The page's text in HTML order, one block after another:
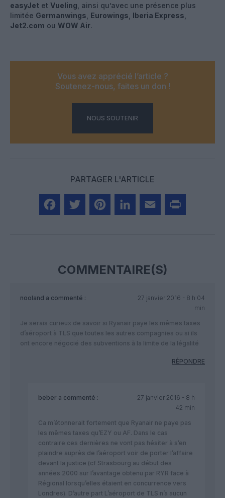
easyJet et Vueling , ainsi qu’avec une présence plus
limitée Germanwings Eurowings Iberia Express
Jet2.com ou WOW Air.
Vous avez apprécié l’article ?
Soutenez-nous, faites un don !
NOUS SOUTENIR
PARTAGER L'ARTICLE
COMMENTAIRE(S)
nooland a commenté :
27 janvier 2016 - 8 h 04
min
Je serais curieux de savoir si Ryanair paye les mêmes taxes
d’aéroport à TLS que toutes les autres compagnies ou si ils
ont encore négocié des subventions à la limite de la légalité
RÉPONDRE
beber a commenté :
27 janvier 2016 - 8 h
42 min
Ca m’étonnerait fortement que Ryanair ne paye pas
les mêmes taxes qu’EZY ou AF. Dans le cas
contraire ces dernières ne vont pas hésiter à s’en
plaindre auprès de l’aéroport voir de porter l’affaire
devant la justice (cf Strasbourg au début des
années 2000 sur l’avantage obtenu par RYR face à
Régional lorsqu’elles étaient en concurrence vers
Londres). D’autre part L’aéroport de TLS n’a aucun